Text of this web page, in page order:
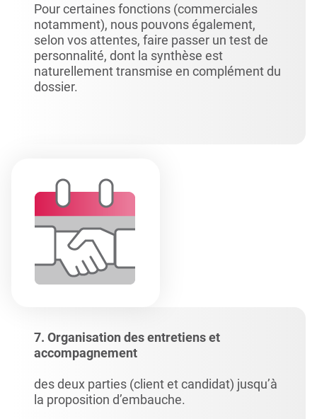
Pour certaines fonctions (commerciales
notamment), nous pouvons également,
selon vos attentes, faire passer un test de
personnalité, dont la synthèse est
naturellement transmise en complément du
dossier.
7. Organisation des entretiens et
accompagnement
des deux parties (client et candidat) jusqu’à
la proposition d’embauche.